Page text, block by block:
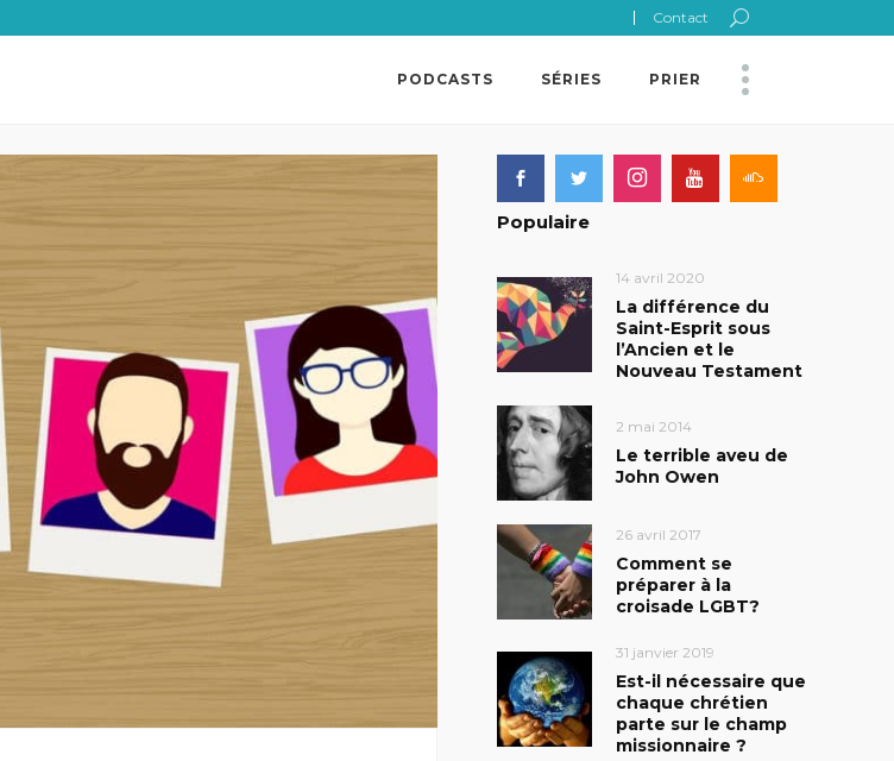
Contact
PODCASTS SÉRIES PRIER
Populaire
14 avril 2020
La différence du
Saint-Esprit sous
l’Ancien et le
Nouveau Testament
2 mai 2014
Le terrible aveu de
John Owen
26 avril 2017
Comment se
préparer à la
croisade LGBT?
31 janvier 2019
Est-il nécessaire que
chaque chrétien
parte sur le champ
missionnaire ?